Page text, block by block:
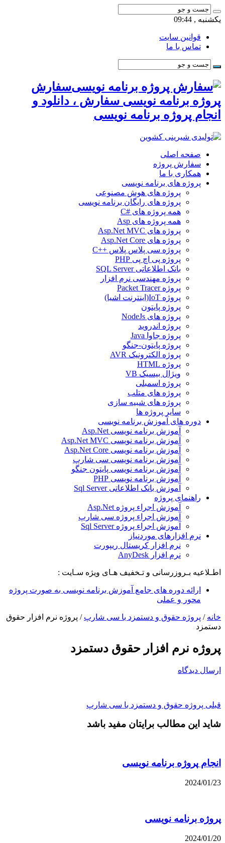
یکشنبه , 09:44
قوانین سایت
تماس با ما
سفارش
پروژه برنامه نویسی سفارش ، دانلود و
انجام پروژه برنامه نویسی
صفحه اصلی
سفارش پروژه
همکاری با ما
پروژه های برنامه نویسی
پروژه های هوش مصنوعی
پروژه های رایگان برنامه نویسی
همه پروژه های #C
همه پروژه های Asp
پروژه های Asp.Net MVC
پروژه های Asp.Net Core
پروژه سی پلاس پلاس ++C
پروژه پی اچ پی PHP
بانک اطلاعاتی SQL Server
پروژه مهندسی نرم افزار
پروژه Packet Tracer
پروژه IoT(اینترنت اشیا)
پروژه پایتون
پروژه های NodeJs
پروژه اندروید
پروژه جاوا Java
پروژه پایتون-جنگو
پروژه الکترونیک AVR
پروژه HTML
ویژال بیسیک VB
پروژه اسمبلی
پروژه های متلب
پروژه های شبیه سازی
سایر پروژه ها
دوره های آموزش برنامه نویسی
آموزش برنامه نویسی Asp.Net
آموزش برنامه نویسی Asp.Net MVC
آموزش برنامه نویسی Asp.Net Core
آموزش برنامه نویسی سی شارپ
آموزش برنامه نویسی پایتون جنگو
آموزش برنامه نویسی PHP
آموزش بانک اطلاعاتی Sql Server
راهنمای پروژه
آموزش اجراء پروژه Asp.Net
آموزش اجراء پروژه سی شارپ
آموزش اجراء پروژه Sql Server
نرم افزارهای موردنیاز
نرم افزار کریستال ریپورت
نرم افزار AnyDesk
اطـلاعیه بـروزرسانی و تـخفیف هـای ویژه سـایت :
ارائه دوره های جامع آموزش برنامه نویسی به صورت پروژه
محور و عملی
خانه / پروژه حقوق و دستمزد با سی شارپ / پروژه نرم افزار حقوق
دستمزد
پروژه نرم افزار حقوق دستمزد
ارسال دیدگاه
قبلی پروژه حقوق و دستمزد با سی شارپ
شاید این مطالب برایتان مفید باشد
انجام پروژه برنامه نویسی
2024/01/23
پروژه برنامه نویسی
2024/01/20